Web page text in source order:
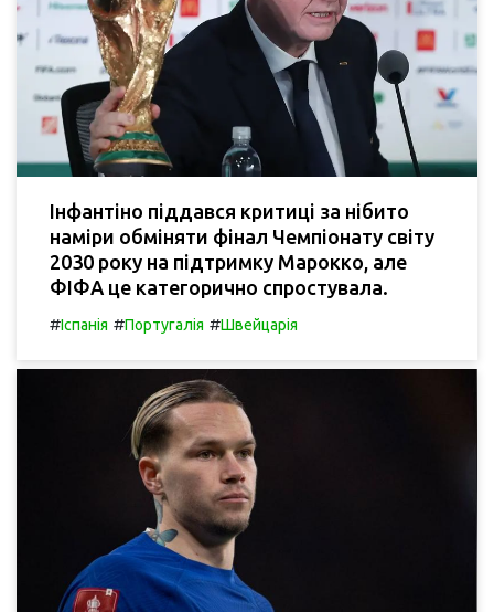
Інфантіно піддався критиці за нібито
наміри обміняти фінал Чемпіонату світу
2030 року на підтримку Марокко, але
ФІФА це категорично спростувала.
#Іспанія #Португалія #Швейцарія